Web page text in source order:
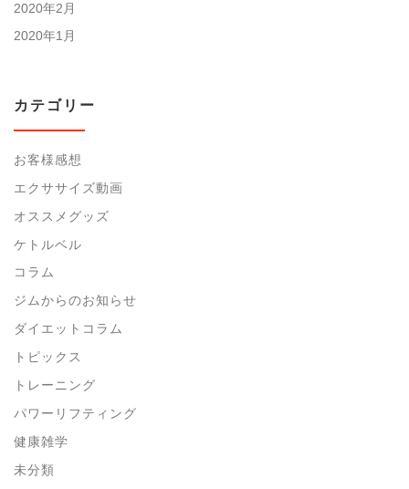
2020年2月
2020年1月
カテゴリー
お客様感想
エクササイズ動画
オススメグッズ
ケトルベル
コラム
ジムからのお知らせ
ダイエットコラム
トピックス
トレーニング
パワーリフティング
健康雑学
未分類